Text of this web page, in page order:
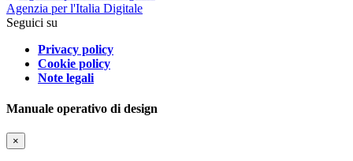
Agenzia per l'Italia Digitale
Seguici su
Privacy policy
Cookie policy
Note legali
Manuale operativo di design
×